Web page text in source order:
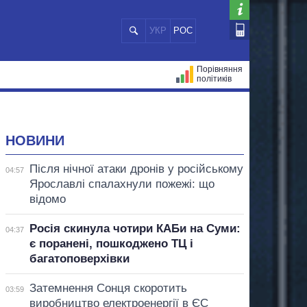
УКР РОС
Порівняння
політиків
НОВИНИ
04:57
Після нічної атаки дронів у російському
Ярославлі спалахнули пожежі: що
відомо
04:37
Росія скинула чотири КАБи на Суми:
є поранені, пошкоджено ТЦ і
багатоповерхівки
03:59
Затемнення Сонця скоротить
виробництво електроенергії в ЄС